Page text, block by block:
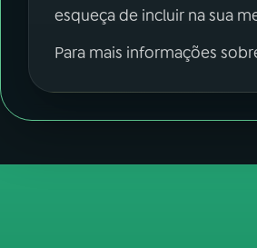
esqueça de incluir na sua
Para mais informações